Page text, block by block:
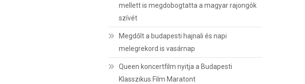
mellett is megdobogtatta a magyar rajongók
szívét
Megdőlt a budapesti hajnali és napi
melegrekord is vasárnap
Queen koncertfilm nyitja a Budapesti
Klasszikus Film Maratont